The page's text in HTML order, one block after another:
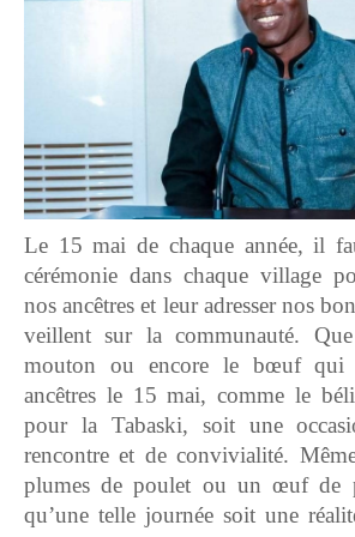
Le 15 mai de chaque année, il
cérémonie dans chaque village
nos ancêtres et leur adresser nos
veillent sur la communauté.
mouton ou encore le bœuf qui
ancêtres le 15 mai, comme le
pour la Tabaski, soit une
rencontre et de convivialité.
plumes de poulet ou un œuf de
qu’une telle journée soit une